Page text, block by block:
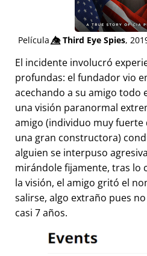
Película👁️⃤Third Eye Spies,
El incidente involucró
profundas: el fundador vio
acechando a su amigo todo
una visión paranormal
amigo (individuo muy
una gran constructora)
alguien se interpuso
mirándole fijamente, tras lo
la visión, el amigo gritó el
salirse, algo extraño pues
casi 7 años.